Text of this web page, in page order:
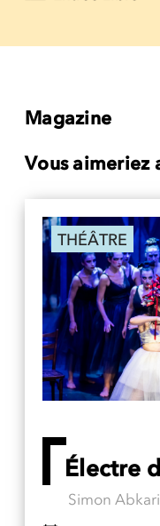
Magazine
Vous aimeriez
THÉÂTRE
Électre
Simon